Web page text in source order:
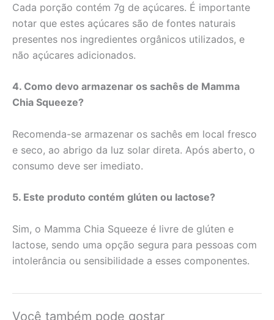
Cada porção contém 7g de açúcares. É importante
notar que estes açúcares são de fontes naturais
presentes nos ingredientes orgânicos utilizados, e
não açúcares adicionados.
4. Como devo armazenar os sachês de Mamma
Chia Squeeze?
Recomenda-se armazenar os sachês em local fresco
e seco, ao abrigo da luz solar direta. Após aberto, o
consumo deve ser imediato.
5. Este produto contém glúten ou lactose?
Sim, o Mamma Chia Squeeze é livre de glúten e
lactose, sendo uma opção segura para pessoas com
intolerância ou sensibilidade a esses componentes.
Você também pode gostar